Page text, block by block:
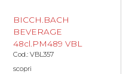
BICCH.BACH
BEVERAGE
48cl.PM489 VBL
Cod.: VBL357
scopri